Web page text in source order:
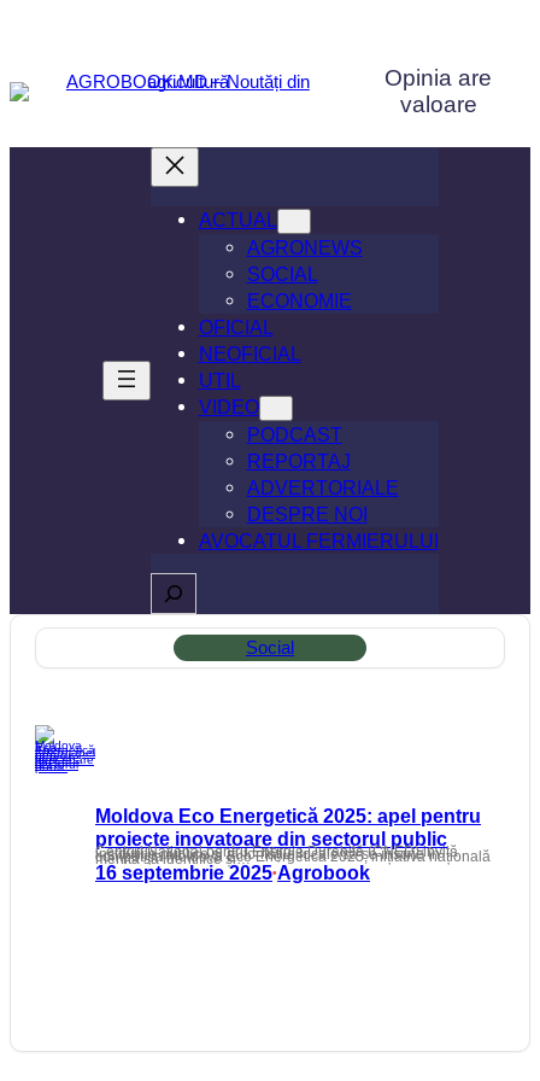
conținut
Opinia are
valoare
ACTUAL
AGRONEWS
SOCIAL
ECONOMIE
OFICIAL
NEOFICIAL
UTIL
VIDEO
PODCAST
REPORTAJ
ADVERTORIALE
DESPRE NOI
AVOCATUL FERMIERULUI
Caută
Social
Moldova Eco Energetică 2025: apel pentru
proiecte inovatoare din sectorul public
Centrul Național pentru Energie Durabilă (CNED) invită instituțiile publice și autoritățile locale să se înscrie în competiția Moldova Eco Energetică 2025, inițiativă națională menită să identifice și…
16 septembrie 2025•Agrobook